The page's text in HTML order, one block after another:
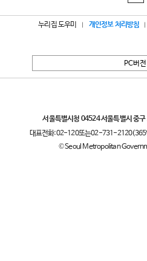
누리집 도우미 개인정보 처리방침
PC버전
서울특별시청 04524 서울특별시 중
대표전화:02-120또는02-731-2120(365
© Seoul Metropolitan